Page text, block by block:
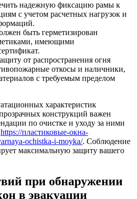
надежную фиксацию рамы к
с учетом расчетных нагрузок и
быть герметизирован
имеющими
от распространения огня
откосы и наличники,
с требуемым пределом
характеристик
конструкций важен
по очистке и уходу за ними
https://пластиковые-окна-
ochistka-i-moyka/. Соблюдение
максимальную защиту вашего
при обнаружении
в эвакуации